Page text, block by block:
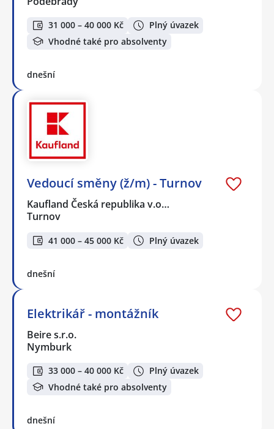
31 000 – 40 000 Kč
Plný úvazek
Vhodné také pro absolventy
dnešní
Vedoucí směny (ž/m) - Turnov
Kaufland Česká republika v.o…
Turnov
41 000 – 45 000 Kč Plný úvazek
dnešní
Elektrikář - montážník
Beire s.r.o.
Nymburk
33 000 – 40 000 Kč
Plný úvazek
Vhodné také pro absolventy
dnešní